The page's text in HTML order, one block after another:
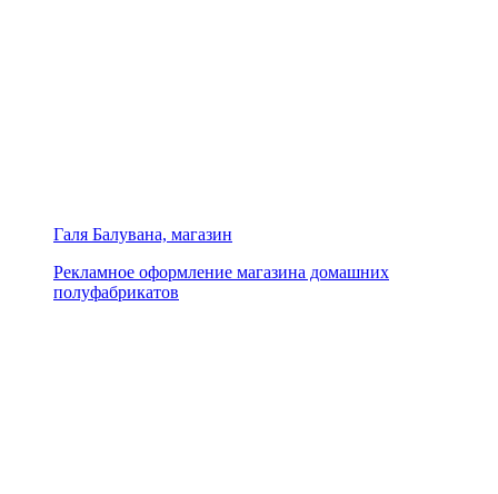
Галя Балувана, магазин
Рекламное оформление магазина домашних
полуфабрикатов